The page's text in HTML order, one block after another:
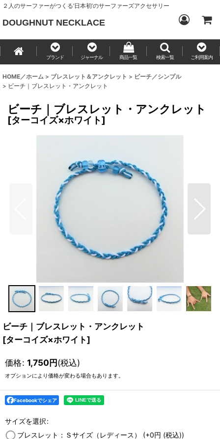
２人のサーファーがつくる‘日本初’のサーファーズアクセサリー
DOUGHNUT NECKLACE
ブランド ジャーナル 商品一覧 検索一覧 ご利用案内
HOME／ホーム > ブレスレット＆アンクレット > ビーチ／シンプル
> ビーチ｜ブレスレット・アンクレット
ビーチ｜ブレスレット・アンクレット
[ターコイズ×ホワイト]
ビーチ｜ブレスレット・アンクレット
[ターコイズ×ホワイト]
価格: 1,750円(税込)
オプションにより価格が変わる場合もあります。
Facebookでシェア
サイズを選択:
ブレスレット：Ｓサイズ（レディース） (+0円 (税込))